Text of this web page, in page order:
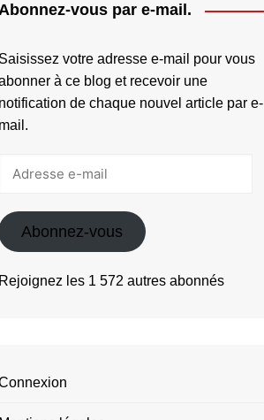
vous par e-mail.
Saisissez votre adresse e-mail pour vous
à ce blog et recevoir une
notification de chaque nouvel article par e-
mail.
Abonnez-vous
Rejoignez les 1 572 autres abonnés